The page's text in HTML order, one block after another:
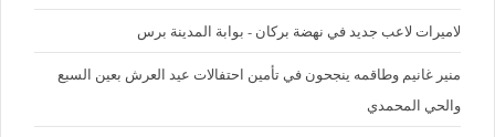
لاميرات لاعب جديد في نهضة بركان - بوابة المدينة برس
منير غانيم وطاقمه ينجحون في تأمين احتفالات عيد العرش بعين السبع
والحي المحمدي